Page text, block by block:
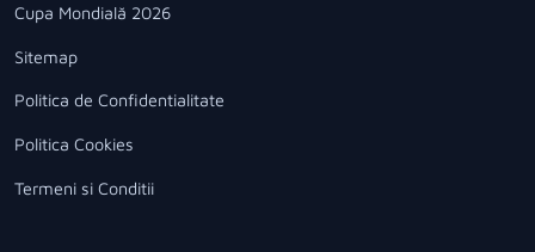
Cupa Mondială 2026
Sitemap
Politica de Confidentialitate
Politica Cookies
Termeni si Conditii